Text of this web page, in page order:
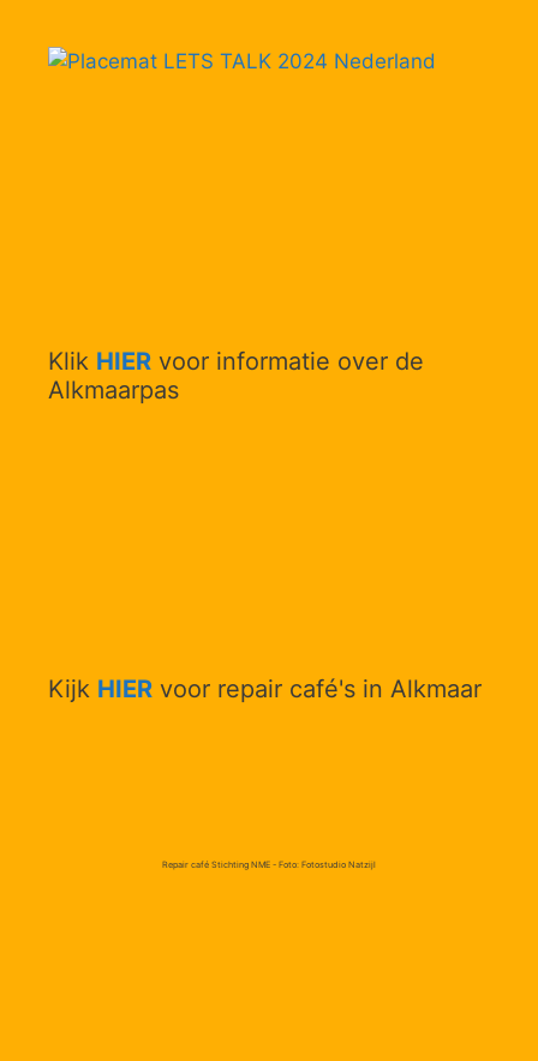
Klik HIER voor informatie over de
Alkmaarpas
Kijk HIER voor repair café's in Alkmaar
Repair café Stichting NME - Foto: Fotostudio Natzijl